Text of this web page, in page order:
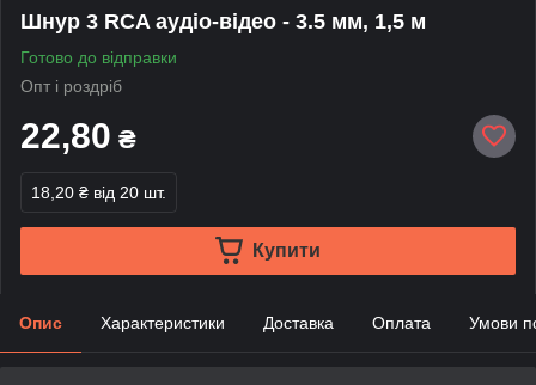
Шнур 3 RCA аудіо-відео - 3.5 мм, 1,5 м
Готово до відправки
Опт і роздріб
22,80 ₴
18,20 ₴ від 20 шт.
Купити
Опис Характеристики Доставка Оплата Умови